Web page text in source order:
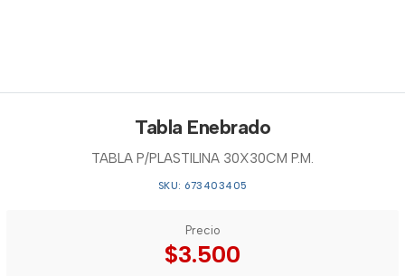
Tabla Enebrado
TABLA P/PLASTILINA 30X30CM P.M.
SKU: 673403405
Precio
$3.500